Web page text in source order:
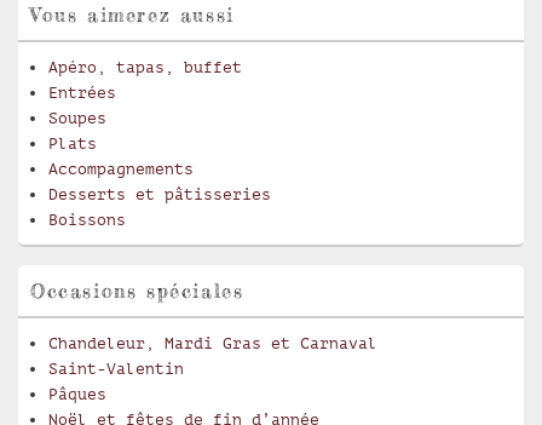
Vous aimerez aussi
Apéro, tapas, buffet
Entrées
Soupes
Plats
Accompagnements
Desserts et pâtisseries
Boissons
Occasions spéciales
Chandeleur, Mardi Gras et Carnaval
Saint-Valentin
Pâques
Noël et fêtes de fin d’année